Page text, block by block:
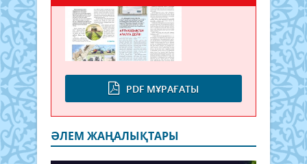
PDF МҰРАҒАТЫ
ӘЛЕМ ЖАҢАЛЫҚТАРЫ